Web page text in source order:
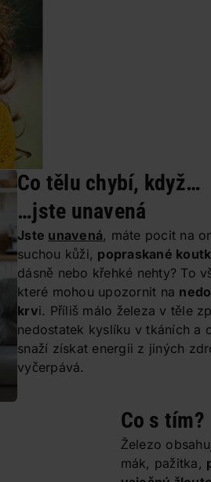
Co tělu chybí, když…
…jste unavená
Jste unavená, máte pocit na
suchou kůži, popraskané
dásně nebo křehké nehty? To
které mohou upozornit na
krvi. Příliš málo železa v těle
nedostatek kyslíku v tkáních a
snaží získat energii z jiných
vyčerpává.
Co s tím?
Železo
mák, pažitka,